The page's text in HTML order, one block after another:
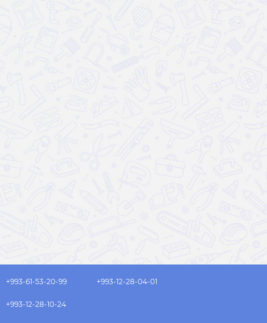
+993-61-53-20-99 +993-12-28-04-01
+993-12-28-10-24